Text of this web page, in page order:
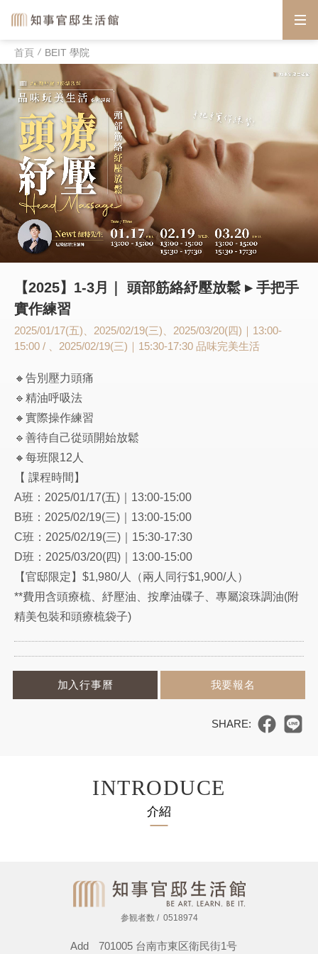
首頁 BEIT 學院
【2025】1-3月｜ 頭部筋絡紓壓放鬆 ▸ 手把手
實作練習
2025/01/17(五)、2025/02/19(三)、2025/03/20(四)｜13:00-
15:00 / 、2025/02/19(三)｜15:30-17:30 品味完美生活
🔸告別壓力頭痛
🔹精油呼吸法
🔸實際操作練習
🔹善待自己從頭開始放鬆
🔸每班限12人
【 課程時間】
A班：2025/01/17(五)｜13:00-15:00
B班：2025/02/19(三)｜13:00-15:00
C班：2025/02/19(三)｜15:30-17:30
D班：2025/03/20(四)｜13:00-15:00
【官邸限定】$1,980/人（兩人同行$1,900/人）
**費用含頭療梳、紓壓油、按摩油碟子、專屬滾珠調油(附
精美包裝和頭療梳袋子)
加入行事曆 我要報名
INTRODUCE
介紹
参観者数 0518974
Add 701005 台南市東区衛民街1号